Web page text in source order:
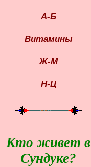
А-Б
Витамины
Ж-М
Н-Ц
Кто живет в
Сундуке?